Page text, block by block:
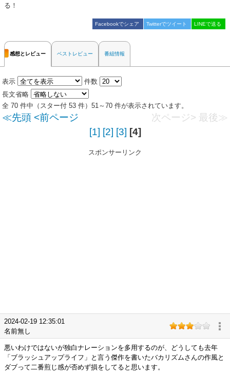
る！
Facebookでシェア Twitterでツイート LINEで送る
感想とレビュー ベストレビュー 番組情報
表示
件数
長文省略
全 70 件中（スター付 53 件）51～70 件が表示されています。
≪先頭 <前ページ 次ページ> 最後≫
[1] [2] [3] [4]
スポンサーリンク
2024-02-19 12:35:01
名前無し
悪いわけではないが独白ナレーションを多用するのが、どうしても去年
「ブラッシュアップライフ」と言う傑作を書いたバカリズムさんの作風と
ダブって二番煎じ感が否めず損をしてると思います。